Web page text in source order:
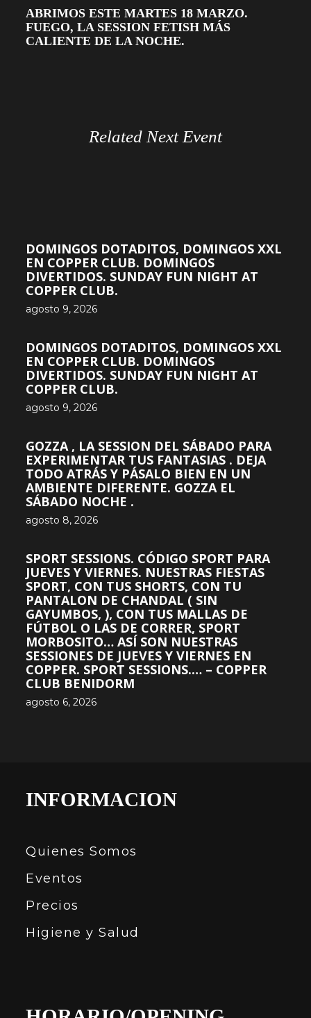
ABRIMOS ESTE MARTES 18 MARZO.
FUEGO, LA SESSION FETISH MÁS
CALIENTE DE LA NOCHE.
Related Next Event
DOMINGOS DOTADITOS, DOMINGOS XXL
EN COPPER CLUB. DOMINGOS
DIVERTIDOS. SUNDAY FUN NIGHT AT
COPPER CLUB.
agosto 9, 2026
DOMINGOS DOTADITOS, DOMINGOS XXL
EN COPPER CLUB. DOMINGOS
DIVERTIDOS. SUNDAY FUN NIGHT AT
COPPER CLUB.
agosto 9, 2026
GOZZA , LA SESSION DEL SÁBADO PARA
EXPERIMENTAR TUS FANTASIAS . DEJA
TODO ATRÁS Y PÁSALO BIEN EN UN
AMBIENTE DIFERENTE. GOZZA EL
SÁBADO NOCHE .
agosto 8, 2026
SPORT SESSIONS. CÓDIGO SPORT PARA
JUEVES Y VIERNES. NUESTRAS FIESTAS
SPORT, CON TUS SHORTS, CON TU
PANTALON DE CHANDAL ( SIN
GAYUMBOS, ), CON TUS MALLAS DE
FÚTBOL O LAS DE CORRER, SPORT
MORBOSITO… ASÍ SON NUESTRAS
SESSIONES DE JUEVES Y VIERNES EN
COPPER. SPORT SESSIONS.… – COPPER
CLUB BENIDORM
agosto 6, 2026
INFORMACION
Quienes Somos
Eventos
Precios
Higiene y Salud